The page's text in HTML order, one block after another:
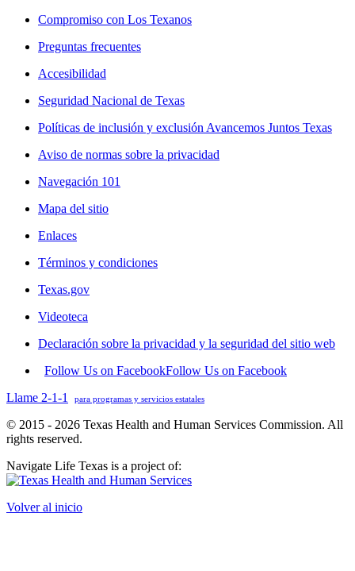
Compromiso con Los Texanos
Preguntas frecuentes
Accesibilidad
Seguridad Nacional de Texas
Políticas de inclusión y exclusión Avancemos Juntos Texas
Aviso de normas sobre la privacidad
Navegación 101
Mapa del sitio
Enlaces
Términos y condiciones
Texas.gov
Videoteca
Declaración sobre la privacidad y la seguridad del sitio web
Follow Us on FacebookFollow Us on Facebook
Llame 2-1-1
para programas y servicios estatales
© 2015 - 2026 Texas Health and Human Services Commission. All
rights reserved.
Navigate Life Texas is a project of:
Volver al inicio